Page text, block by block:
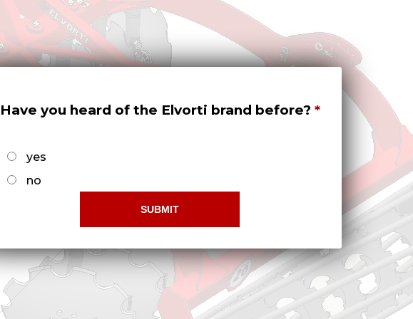
Have you heard of the Elvorti brand before?
yes
no